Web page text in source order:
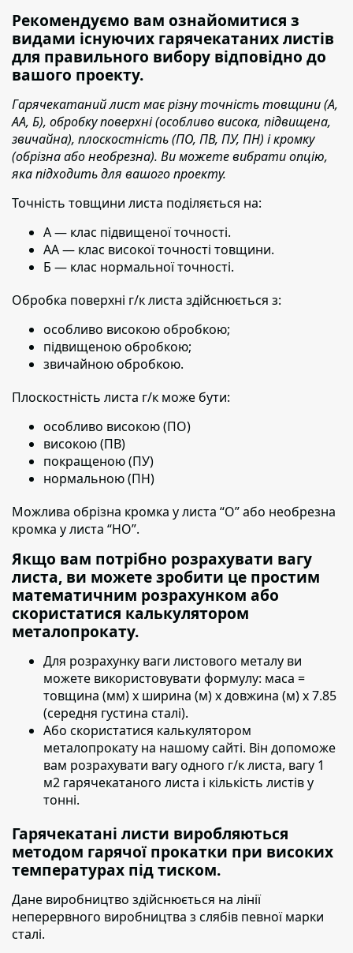
Рекомендуємо вам ознайомитися з
видами існуючих гарячекатаних листів
для правильного вибору відповідно до
вашого проекту.
Гарячекатаний лист має різну точність товщини (А,
АА, Б), обробку поверхні (особливо висока, підвищена,
звичайна), плоскостність (ПО, ПВ, ПУ, ПН) і кромку
(обрізна або необрезна). Ви можете вибрати опцію,
яка підходить для вашого проекту.
Точність товщини листа поділяється на:
А — клас підвищеної точності.
АА — клас високої точності товщини.
Б — клас нормальної точності.
Обробка поверхні г/к листа здійснюється з:
особливо високою обробкою;
підвищеною обробкою;
звичайною обробкою.
Плоскостність листа г/к може бути:
особливо високою (ПО)
високою (ПВ)
покращеною (ПУ)
нормальною (ПН)
Можлива обрізна кромка у листа “О” або необрезна
кромка у листа “НО”.
Якщо вам потрібно розрахувати вагу
листа, ви можете зробити це простим
математичним розрахунком або
скористатися калькулятором
металопрокату.
Для розрахунку ваги листового металу ви
можете використовувати формулу: маса =
товщина (мм) х ширина (м) х довжина (м) х 7.85
(середня густина сталі).
Або скористатися калькулятором
металопрокату на нашому сайті. Він допоможе
вам розрахувати вагу одного г/к листа, вагу 1
м2 гарячекатаного листа і кількість листів у
тонні.
Гарячекатані листи виробляються
методом гарячої прокатки при високих
температурах під тиском.
Дане виробництво здійснюється на лінії
неперервного виробництва з слябів певної марки
сталі.